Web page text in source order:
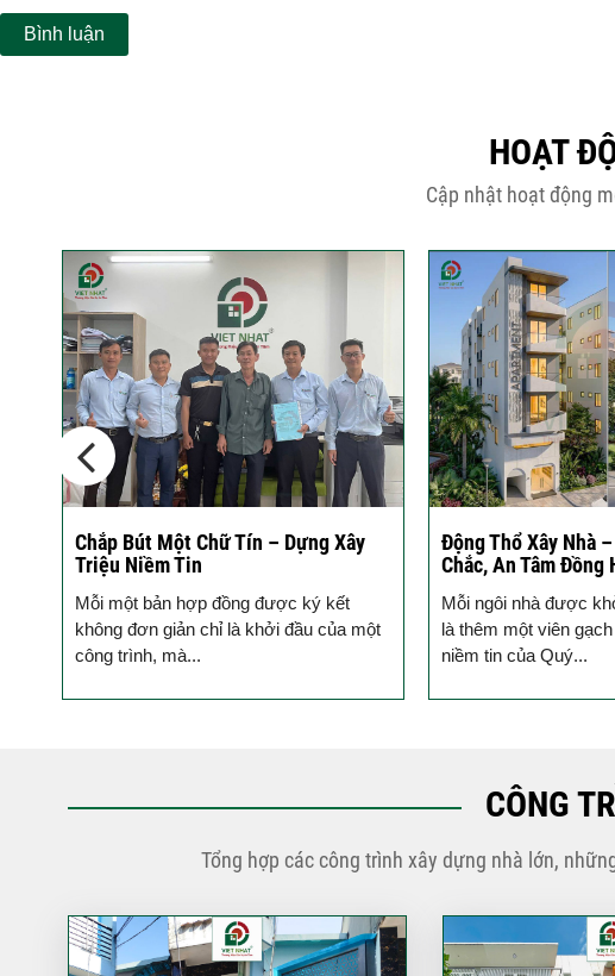
HOẠT
Cập nhật hoạt động
Chắp Bút Một Chữ Tín – Dựng Xây
Triệu Niềm Tin
Mỗi một bản hợp đồng được ký kết
không đơn giản chỉ là khởi đầu của một
công trình, mà...
Động Thổ Xây Nhà
Chắc, An Tâm Đồng
Mỗi ngôi nhà được
là thêm một viên
niềm tin của Quý...
CÔNG
Tổng hợp các công trình xây dựng nhà lớn,